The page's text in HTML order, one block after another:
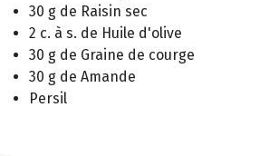
30 g de Raisin sec
2 c. à s. de Huile d'olive
30 g de Graine de courge
30 g de Amande
Persil